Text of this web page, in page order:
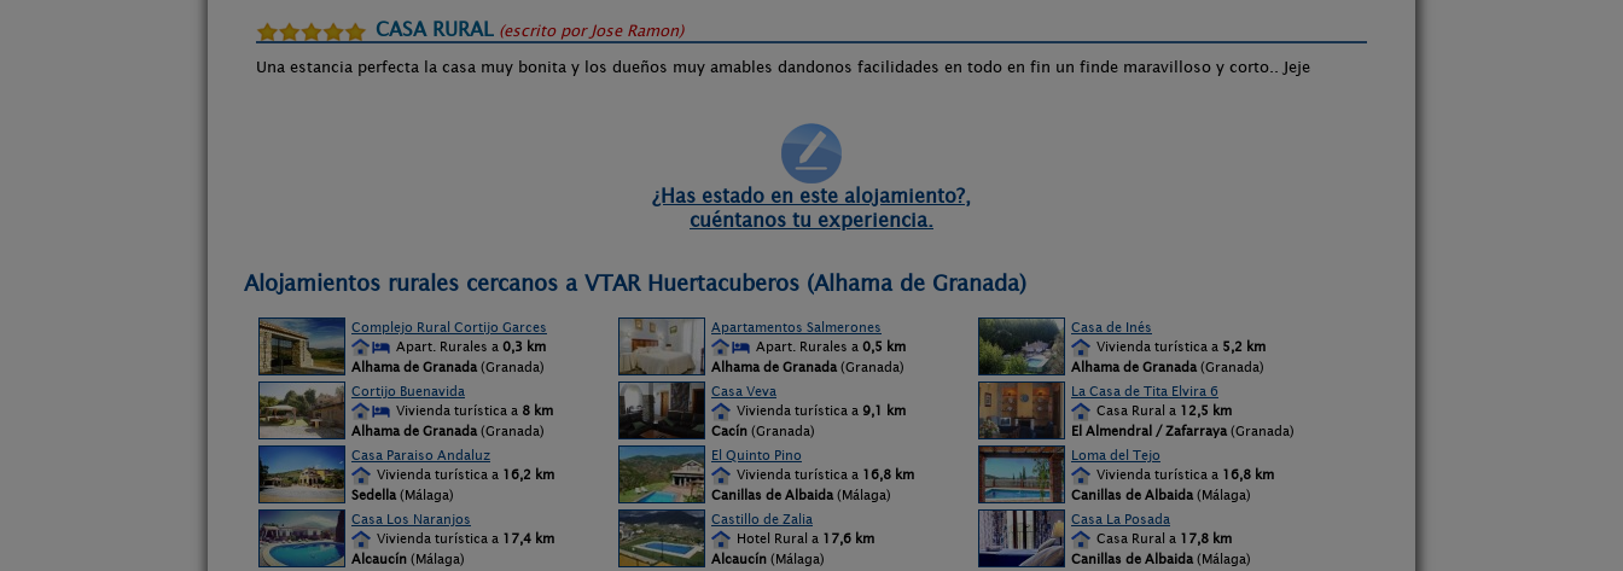
CASA RURAL (escrito por Jose Ramon)
Una estancia perfecta la casa muy bonita y los dueños muy amables dandonos facilidades en todo en fin un finde maravilloso y corto.. Jeje
¿Has estado en este alojamiento?,
cuéntanos tu experiencia.
Alojamientos rurales cercanos a VTAR Huertacuberos (Alhama de Granada)
Complejo Rural Cortijo Garces
Apart. Rurales a 0,3 km
Alhama de Granada (Granada)
Apartamentos Salmerones
Apart. Rurales a 0,5 km
Alhama de Granada (Granada)
Casa de Inés
Vivienda turística a 5,2 km
Alhama de Granada (Granada)
Cortijo Buenavida
Vivienda turística a 8 km
Alhama de Granada (Granada)
Casa Veva
Vivienda turística a 9,1 km
Cacín (Granada)
La Casa de Tita Elvira 6
Casa Rural a 12,5 km
El Almendral / Zafarraya (Granada)
Casa Paraiso Andaluz
Vivienda turística a 16,2 km
Sedella (Málaga)
El Quinto Pino
Vivienda turística a 16,8 km
Canillas de Albaida (Málaga)
Loma del Tejo
Vivienda turística a 16,8 km
Canillas de Albaida (Málaga)
Casa Los Naranjos
Vivienda turística a 17,4 km
Alcaucín (Málaga)
Castillo de Zalia
Hotel Rural a 17,6 km
Alcaucín (Málaga)
Casa La Posada
Casa Rural a 17,8 km
Canillas de Albaida (Málaga)